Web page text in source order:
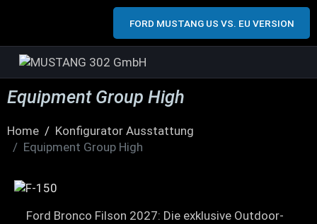
FORD MUSTANG US VS. EU VERSION
Equipment Group High
Home
Konfigurator Ausstattung
Equipment Group High
Ford Bronco Filson 2027: Die exklusive Outdoor-